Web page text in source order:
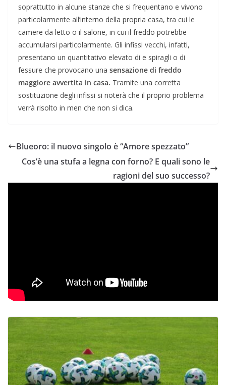
soprattutto in alcune stanze che si frequentano e vivono
particolarmente all’interno della propria casa, tra cui le
camere da letto o il salone, in cui il freddo potrebbe
accumularsi particolarmente. Gli infissi vecchi, infatti,
presentano un quantitativo elevato di e spiragli o di
fessure che provocano una sensazione di freddo
maggiore avvertita in casa. Tramite una corretta
sostituzione degli infissi si noterà che il proprio problema
verrà risolto in men che non si dica.
Blueoro: il nuovo singolo è “Amore spezzato”
Cos’è una stufa a legna con forno? E quali sono le
ragioni del suo successo?